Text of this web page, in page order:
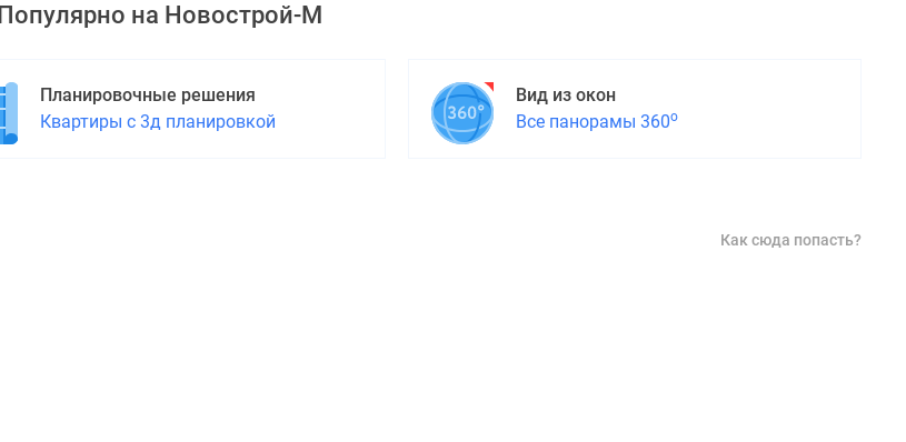
Популярно на Новострой-М
Планировочные решения
Квартиры с 3д планировкой
Вид из окон
Все панорамы 360о
Как сюда попасть?